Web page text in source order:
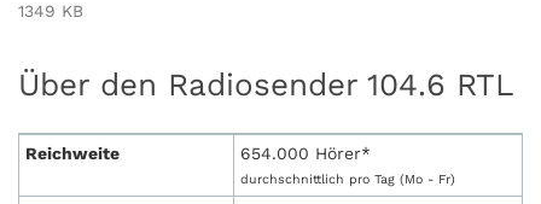
1349 KB
Über den Radiosender 104.6 RTL
Reichweite 654.000 Hörer*
durchschnittlich pro Tag (Mo - Fr)